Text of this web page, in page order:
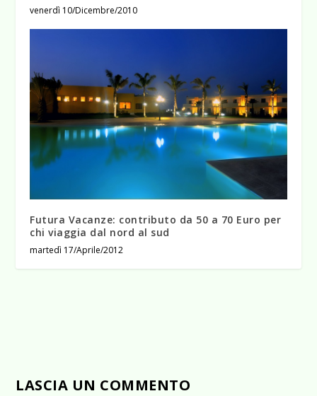
venerdì 10/Dicembre/2010
Futura Vacanze: contributo da 50 a 70 Euro per
chi viaggia dal nord al sud
martedì 17/Aprile/2012
LASCIA UN COMMENTO